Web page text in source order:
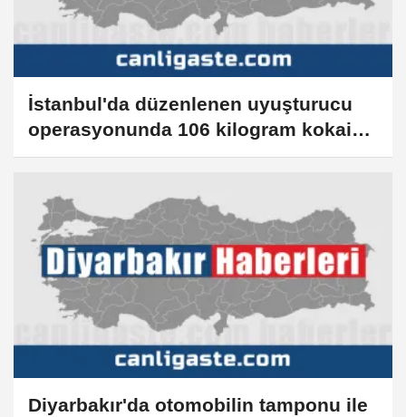
İstanbul'da düzenlenen uyuşturucu
operasyonunda 106 kilogram kokain
ele geçirildi
Diyarbakır'da otomobilin tamponu ile